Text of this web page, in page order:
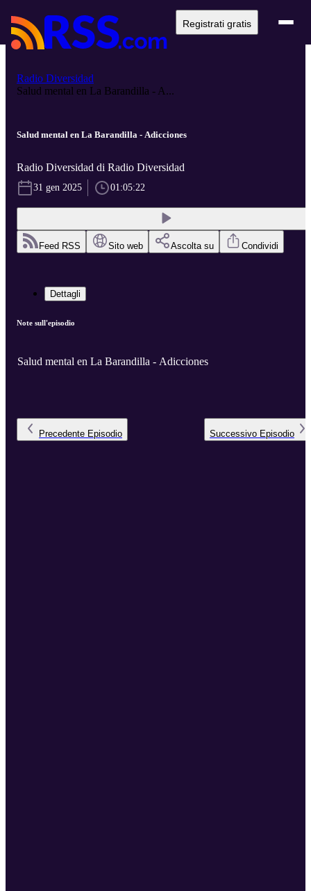
Registrati gratis
Radio Diversidad
Salud mental en La Barandilla - A...
Salud mental en La Barandilla - Adicciones
Radio Diversidad di Radio Diversidad
31 gen 2025 01:05:22
Feed RSS Sito web Ascolta su Condividi
Dettagli
Note sull'episodio
Salud mental en La Barandilla - Adicciones
Precedente Episodio Successivo Episodio